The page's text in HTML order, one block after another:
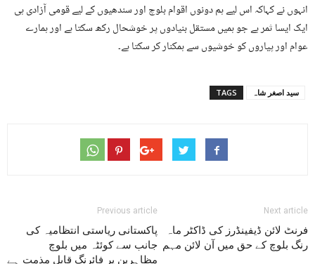
انہوں نے کہاکہ اس لیے ہم دونوں اقوام بلوچ اور سندھیوں کے لیے قومی آزادی ہی
ایک ایسا ثمر ہے جو ہمیں مستقل بنیادوں پر خوشحال رکھ سکتا ہے اور ہمارے
عوام اور پیاروں کو خوشیوں سے ہمکنار کر سکتا ہے۔
TAGS سید اصغر شاہ
Previous article
پاکستانی ریاستی انتظامیہ کی
جانب سے کوئٹہ میں بلوچ
مظاہرین پر فائرنگ قابل مذمت ہے
Next article
فرنٹ لائن ڈیفینڈرز کی ڈاکٹر ماہ
رنگ بلوچ کے حق میں آن لائن مہم